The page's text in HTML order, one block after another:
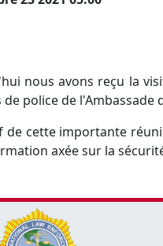
nous avons reçu la
police de l'Ambassade
de cette importante
axée sur la